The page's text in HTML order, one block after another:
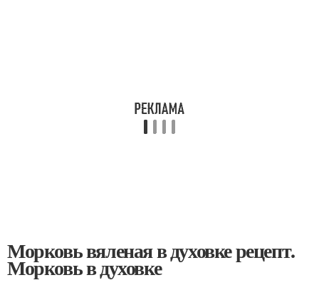
Морковь вяленая в духовке рецепт.
Морковь в духовке